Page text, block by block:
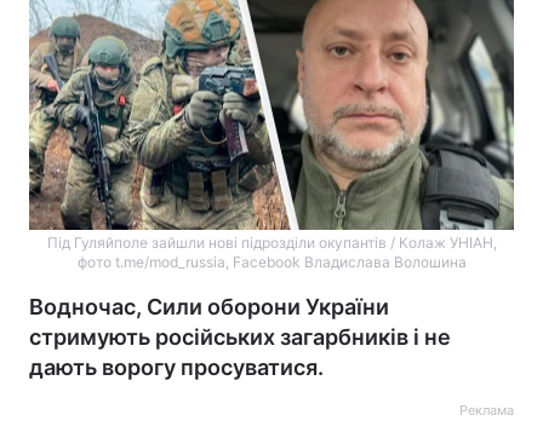
Під Гуляйполе зайшли нові підрозділи окупантів / Колаж УНІАН,
фото t.me/mod_russia, Facebook Владислава Волошина
Водночас, Сили оборони України
стримують російських загарбників і не
дають ворогу просуватися.
Реклама